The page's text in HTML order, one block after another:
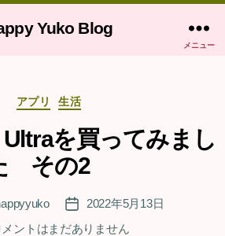
Yuko Blog
メニュー
カ
テ
ゴ
リ
ー
アプリ 生活
を買ってみまし
その2
投
稿
2022年5月13日
メントはまだありません